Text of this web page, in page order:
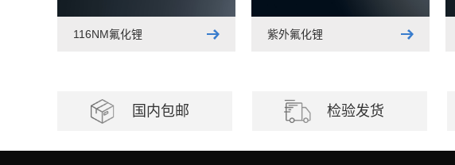
116NM氟化锂 紫外氟化锂
国内包邮 检验发货